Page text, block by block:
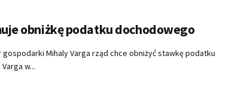
obniżkę podatku dochodowego
gospodarki Mihaly Varga rząd chce obniżyć stawkę podatku
w...